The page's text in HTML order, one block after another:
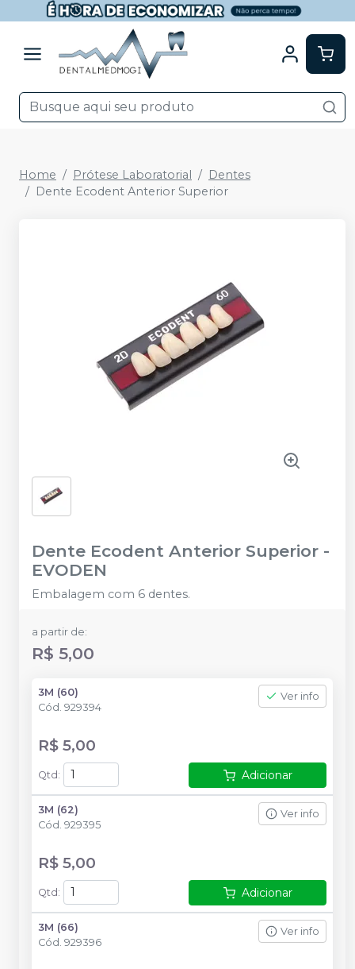
Home Prótese Laboratorial
Dentes
Dente Ecodent Anterior Superior
Dente Ecodent Anterior Superior -
EVODEN
Embalagem com 6 dentes.
a partir de:
R$ 5,00
3M (60)
Cód. 929394
Ver info
R$ 5,00
Qtd : Adicionar
3M (62)
Cód. 929395
Ver info
R$ 5,00
Qtd : Adicionar
3M (66)
Cód. 929396
Ver info